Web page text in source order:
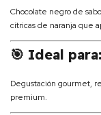
Chocolate negro de
cítricas de naranja que
🎯 Ideal para:
Degustación gourmet,
premium.